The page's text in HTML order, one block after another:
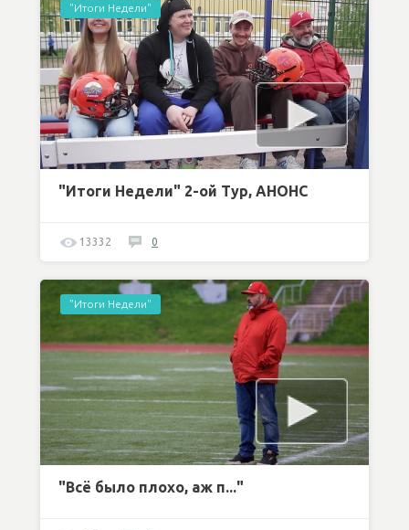
"Итоги Недели"
"Итоги Недели" 2-ой Тур, АНОНС
13332 0
"Итоги Недели"
"Всё было плохо, аж п..."